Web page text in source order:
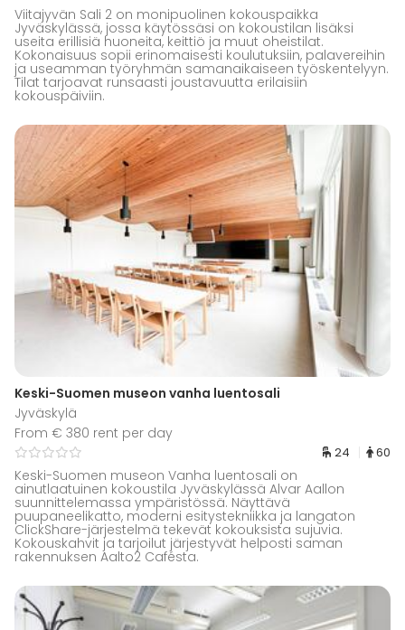
Viitajyvän Sali 2 on monipuolinen kokouspaikka
Jyväskylässä, jossa käytössäsi on kokoustilan lisäksi
useita erillisiä huoneita, keittiö ja muut oheistilat.
Kokonaisuus sopii erinomaisesti koulutuksiin, palavereihin
ja useamman työryhmän samanaikaiseen työskentelyyn.
Tilat tarjoavat runsaasti joustavuutta erilaisiin
kokouspäiviin.
Keski-Suomen museon vanha luentosali
Jyväskylä
From € 380 rent per day
24 60
Keski-Suomen museon Vanha luentosali on
ainutlaatuinen kokoustila Jyväskylässä Alvar Aallon
suunnittelemassa ympäristössä. Näyttävä
puupaneelikatto, moderni esitystekniikka ja langaton
ClickShare-järjestelmä tekevät kokouksista sujuvia.
Kokouskahvit ja tarjoilut järjestyvät helposti saman
rakennuksen Aalto2 Cafésta.